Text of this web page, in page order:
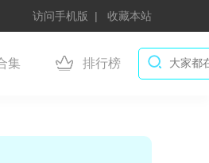
访问手机版 收藏本站
集 排行榜